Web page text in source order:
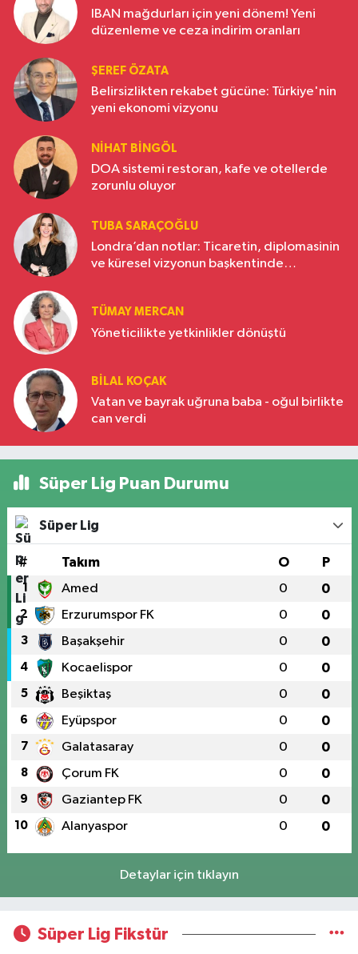
IBAN mağdurları için yeni dönem! Yeni
düzenleme ve ceza indirim oranları
ŞEREF ÖZATA
Belirsizlikten rekabet gücüne: Türkiye'nin
yeni ekonomi vizyonu
NIHAT BINGÖL
DOA sistemi restoran, kafe ve otellerde
zorunlu oluyor
TUBA SARAÇOĞLU
Londra’dan notlar: Ticaretin, diplomasinin
ve küresel vizyonun başkentinde
TÜMAY MERCAN
Yöneticilikte yetkinlikler dönüştü
BILAL KOÇAK
Vatan ve bayrak uğruna baba - oğul birlikte
can verdi
Süper Lig Puan Durumu
Süper Lig
# Takım O P
1 Amed 0 0
2 Erzurumspor FK 0 0
3 Başakşehir 0 0
4 Kocaelispor 0 0
5 Beşiktaş 0 0
6 Eyüpspor 0 0
7 Galatasaray 0 0
8 Çorum FK 0 0
9 Gaziantep FK 0 0
10 Alanyaspor 0 0
Detaylar için tıklayın
Süper Lig Fikstür